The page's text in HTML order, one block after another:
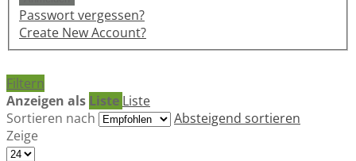
Passwort vergessen?
Create New Account?
Filtern
Anzeigen als Liste Liste
Sortieren nach
Absteigend sortieren
Zeige